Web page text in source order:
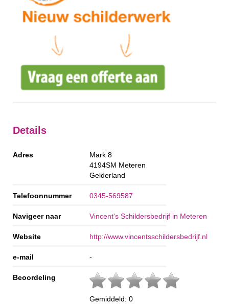
Details
Adres
Mark 8
4194SM Meteren
Gelderland
Telefoonnummer 0345-569587
Navigeer naar Vincent's Schildersbedrijf in Meteren
Website http://www.vincentsschildersbedrijf.nl
e-mail -
Beoordeling
Gemiddeld: 0